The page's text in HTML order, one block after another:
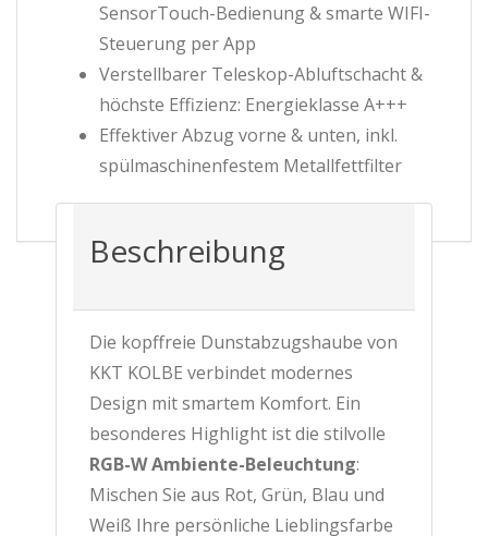
SensorTouch-Bedienung & smarte WIFI-
Steuerung per App
Verstellbarer Teleskop-Abluftschacht &
höchste Effizienz: Energieklasse A+++
Effektiver Abzug vorne & unten, inkl.
spülmaschinenfestem Metallfettfilter
Beschreibung
Die kopffreie Dunstabzugshaube von
KKT KOLBE verbindet modernes
Design mit smartem Komfort. Ein
besonderes Highlight ist die stilvolle
RGB-W Ambiente-Beleuchtung:
Mischen Sie aus Rot, Grün, Blau und
Weiß Ihre persönliche Lieblingsfarbe